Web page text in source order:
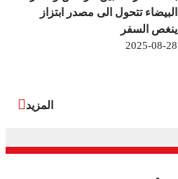
البيضاء تتحول الى مصدر ابتزاز
ينغص السفر
2025-08-28
المزيد